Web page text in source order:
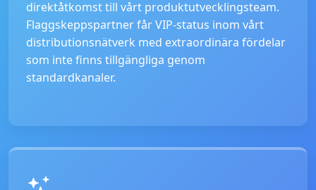
direktåtkomst till vårt produktutvecklingsteam.
Flaggskeppspartner får VIP-status inom vårt
distributionsnätverk med extraordinära fördelar
som inte finns tillgängliga genom
standardkanaler.